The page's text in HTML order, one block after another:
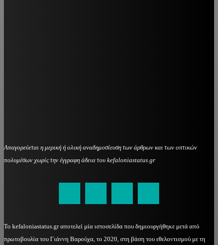
Απαγορεύεται η μερική ή ολική αναδημοσίευση των άρθρων και των οπτικών
πολυμέσων χωρίς την έγγραφη άδεια του kefaloniastatus.gr
Το kefaloniastatus.gr αποτελεί μία ιστοσελίδα που δημιουργήθηκε μετά από
πρωτοβουλία του Γιάννη Βαρούχα, το 2020, στη βάση του εθελοντισμού με τη